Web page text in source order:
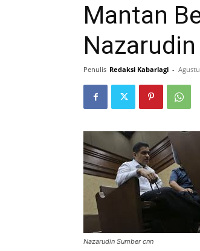
Mantan
Penulis Redaksi Kabarlagi -
Nazarudin Sumber cnn